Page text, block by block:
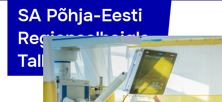
SA Põhja-Eesti
Regionaalhaigla,
Tallinn